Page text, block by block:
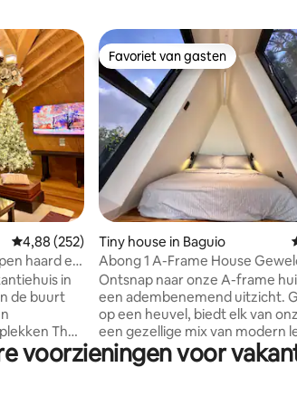
Gemiddelde beoordeling van 4,88 uit 5, 252
4,88 (252)
haard en
in
Wright Park
Park 5
Favoriet van gasten
Favoriet van gasten
Tiny house in Baguio
Abong 1 A-Frame House
uitzicht
Ontsnap naar onze A-frame
een adembenemend uitzicht.
op een heuvel, biedt elk van
een gezellige mix van modern
terwijl ze wakker worden met
panoramisch uitzicht. Elke unit
voorzieningen voor